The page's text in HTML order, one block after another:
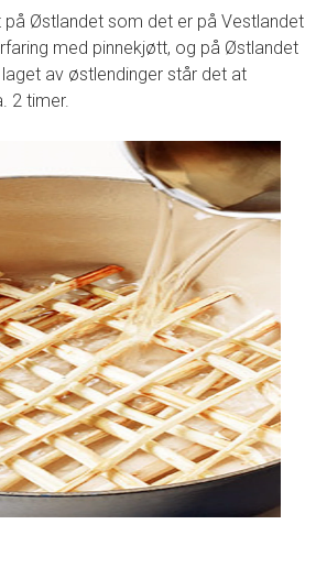
Østlandet som det er på Vestlandet
med pinnekjøtt, og på Østlandet
av østlendinger står det at
2 timer.